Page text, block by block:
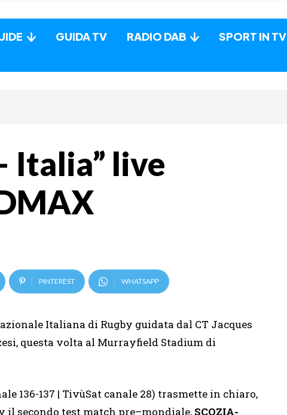
GUIDA TV RADIO DAB SPORT IN TV
Italia” live
PINTEREST WHATSAPP
Italiana di Rugby guidata dal CT Jacques
questa volta al Murrayfield Stadium di
136-137 | TivùSat canale 28) trasmette in chiaro,
il secondo test match pre–mondiale, SCOZIA-